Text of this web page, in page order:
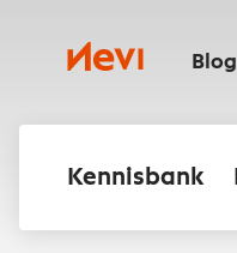
inhoudNevi Blog
Kennisbank